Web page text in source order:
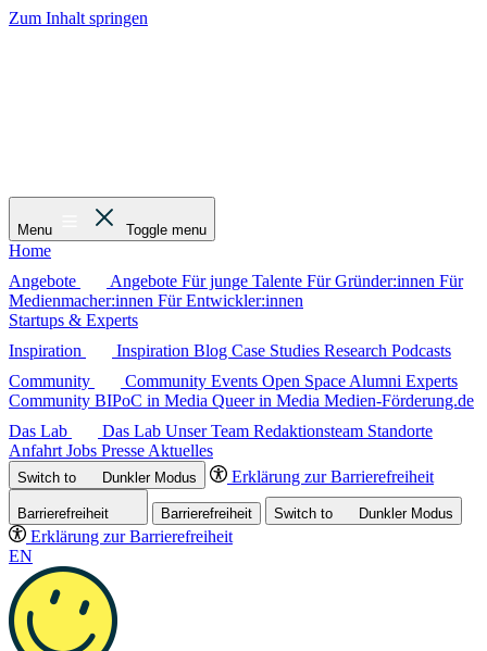
Zum Inhalt springen
Menu Toggle menu
Home
Angebote
Angebote Für junge Talente Für Gründer:innen Für
Medienmacher:innen Für Entwickler:innen
Startups & Experts
Inspiration
Inspiration Blog Case Studies Research Podcasts
Community
Community Events Open Space Alumni Experts
Community BIPoC in Media Queer in Media Medien-Förderung.de
Das Lab
Das Lab Unser Team Redaktionsteam Standorte
Anfahrt Jobs Presse Aktuelles
Switch to DunklerModus Erklärung zur Barrierefreiheit
Barrierefreiheit Barrierefreiheit Switch to DunklerModus
Erklärung zur Barrierefreiheit
EN